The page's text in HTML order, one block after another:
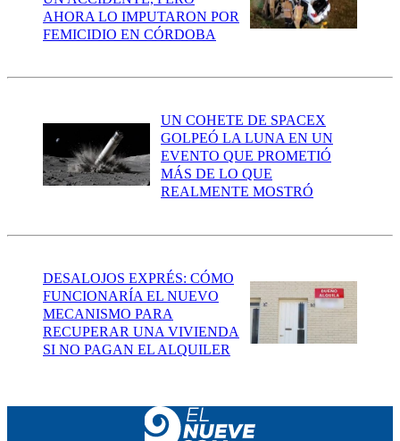
AHORA LO IMPUTARON POR
FEMICIDIO EN CÓRDOBA
UN COHETE DE SPACEX
GOLPEÓ LA LUNA EN UN
EVENTO QUE PROMETIÓ
MÁS DE LO QUE
REALMENTE MOSTRÓ
DESALOJOS EXPRÉS: CÓMO
FUNCIONARÍA EL NUEVO
MECANISMO PARA
RECUPERAR UNA VIVIENDA
SI NO PAGAN EL ALQUILER